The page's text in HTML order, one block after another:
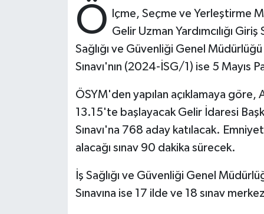
Ö
lçme, Seçme ve Yerleştirme
Gelir Uzman Yardımcılığı
Sağlığı ve Güvenliği Genel
Sınavı'nın (2024-İSG/1) ise 5 Mayıs
ÖSYM'den yapılan açıklamaya
13.15'te başlayacak Gelir İdaresi
Sınavı'na 768 aday katılacak.
alacağı sınav 90 dakika sürecek.
İş Sağlığı ve Güvenliği Genel
Sınavına ise 17 ilde ve 18 sınav
Ardahan Müftülüğü
Artvin Müftülüğü
Balıkesir Müftülüğü
Bartın Müftülüğü
Batman Müftülüğü
Peygamberimizin Hayatı
Sahabeler
DİYANET AKADEMİ
DİYANET RADYO/TV